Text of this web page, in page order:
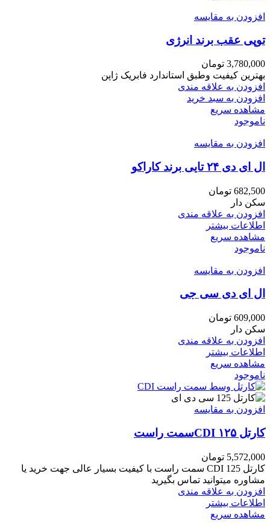
افزودن به مقایسه
توپی عقب برند انرژی
3,780,000 تومان
بهترین کیفیت وطبق استاندارد فابریک ژاپن
افزودن به علاقه مندی
افزودن به سبد خرید
مشاهده سریع
ناموجود
افزودن به مقایسه
ال ای دی ۲۴ تایی برند کاراکو
682,500 تومان
سکن دار
افزودن به علاقه مندی
اطلاعات بیشتر
مشاهده سریع
ناموجود
افزودن به مقایسه
ال ای دی سی جی
609,000 تومان
سکن دار
افزودن به علاقه مندی
اطلاعات بیشتر
مشاهده سریع
ناموجود
افزودن به مقایسه
کارتل ۱۲۵ CDIسمت راست
5,572,000 تومان
کارتل 125 CDI سمت راست با کیفیت بسیار عالی جهت خرید یا
مشاوره میتوانید تماس بگیرید
افزودن به علاقه مندی
اطلاعات بیشتر
مشاهده سریع